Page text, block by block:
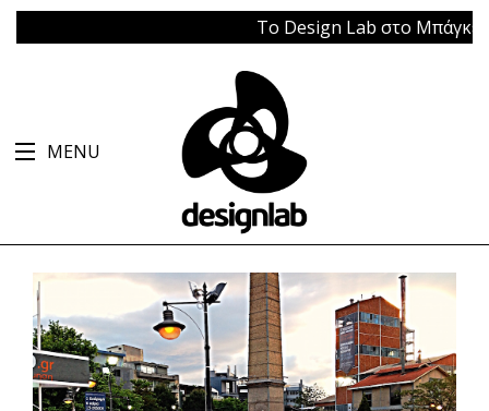
Το Design Lab στο Μπάγκειον
MENU